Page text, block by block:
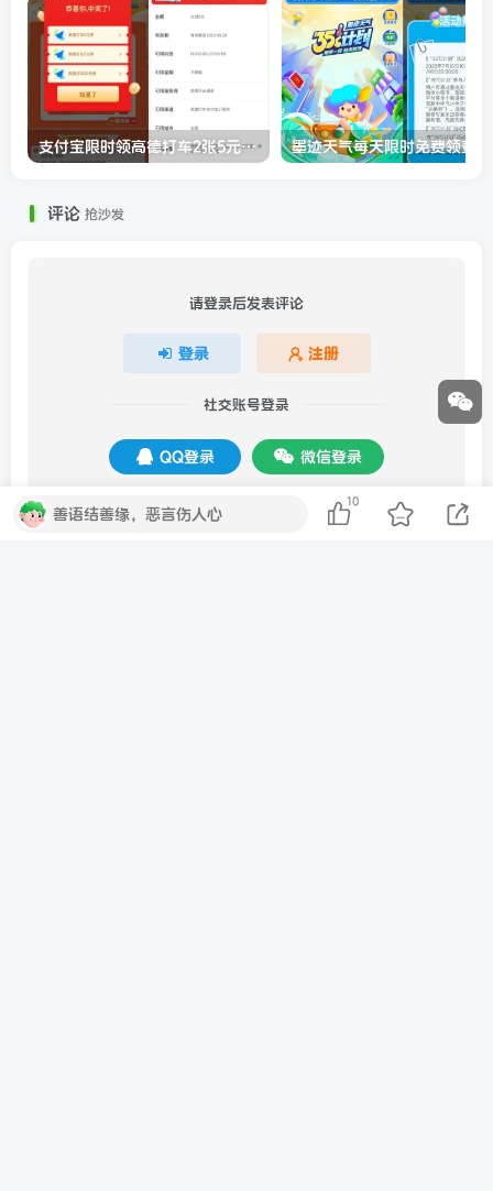
支付宝限时领高德打车2张5元无门槛券
评论 抢沙发
请登录后发表评论
登录 注册
社交账号登录
QQ登录 微信登录
善语结善缘，恶言伤人心
10